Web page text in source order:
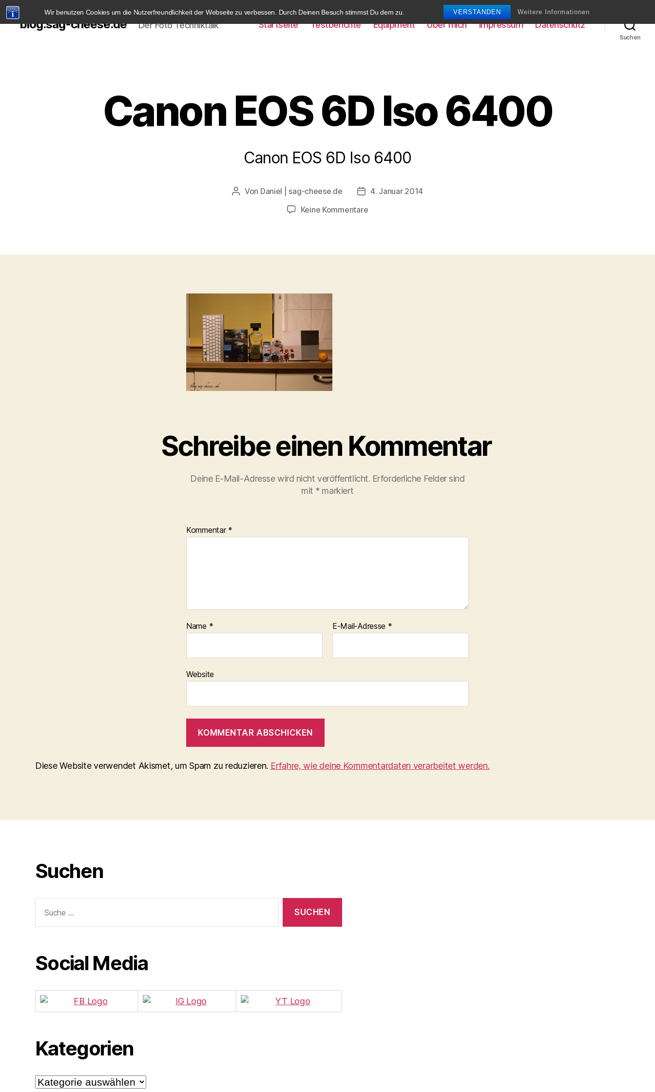
Wir benutzen Cookies um die Nutzerfreundlichkeit der Webseite zu verbessen. Durch Deinen Besuch stimmst Du dem zu. VERSTANDEN Weitere Informationen
blog.sag-cheese.de Der Foto Techniktalk Startseite Testberichte Equipment Über mich Impressum Datenschutz
Suchen
Canon EOS 6D Iso 6400
Canon EOS 6D Iso 6400
Beitragsautor
Von Daniel | sag-cheese.de Beitragsdatum
4. Januar 2014
Keine Kommentarezu
Iso
Schreibe einen Kommentar
Deine E-Mail-Adresse wird nicht veröffentlicht. Erforderliche Felder sind
mit * markiert
Kommentar *
Name * E-Mail-Adresse *
Website
Diese Website verwendet Akismet, um Spam zu reduzieren. Erfahre, wie deine Kommentardaten verarbeitet werden.
Suchen
nach:
Social Media
Kategorien
Kategorien